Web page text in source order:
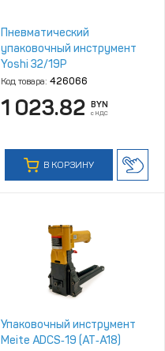
Пневматический
упаковочный инструмент
Yoshi 32/19P
Код товара: 426066
1 023.82 BYN
с НДС
В КОРЗИНУ
Упаковочный инструмент
Meite ADCS‑19 (AT‑A18)